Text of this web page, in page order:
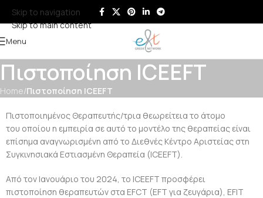
Skip to navigation
Skip to main content
Menu
Πιστοποίηση ICEEFT
Home/Πιστοποίηση ICEEFT
Πιστοποιημένος Θεραπευτής/τρια θεωρείτεια το άτομο
του οποίου η εμπειρία σε αυτό το μοντέλο της θεραπείας είναι
επίσημα αναγνωρισμένη από το Διεθνές Κέντρο Αριστείας στη
Συγκινησιακά Εστιασμένη Θεραπεία (ICEEFT).
Από τον Ιανουάριο του 2024, το ICEEFT προσφέρει
πιστοποίηση θεραπευτών στα EFCT (EFT για ζευγάρια), EFIT